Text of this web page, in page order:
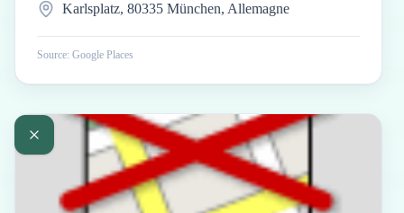
Karlsplatz, 80335 München, Allemagne
Source: Google Places